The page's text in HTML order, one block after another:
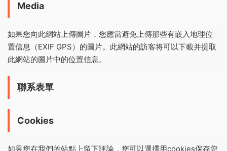
Media
如果您向此網站上傳圖片，您應當避免上傳那些有嵌入地理位
置信息（EXIF GPS）的圖片。此網站的訪客将可以下載并提取
此網站的圖片中的位置信息。
聯系表單
Cookies
如果您在我們的站點上留下評論，您可以選擇用cookies保存您